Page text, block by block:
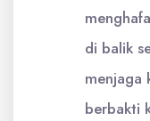
di balik
menjaga
berbakti